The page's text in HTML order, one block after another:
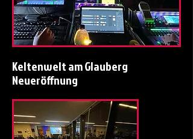
Keltenwelt am Glauberg
Neueröffnung